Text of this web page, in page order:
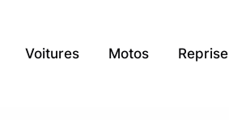
Voitures Motos Reprise